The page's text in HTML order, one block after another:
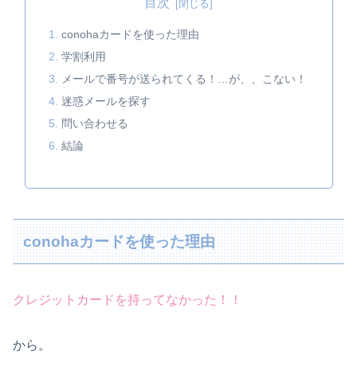
conohaカードを使った理由
学割利用
メールで番号が送られてくる！…が、、こない！
迷惑メールを探す
問い合わせる
結論
conohaカードを使った理由
クレジットカードを持ってなかった！！
から。